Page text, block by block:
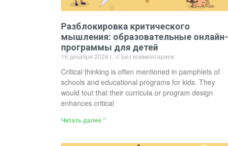
Разблокировка критического
мышления: образовательные онлайн-
программы для детей
16 декабря 2024 г. Без комментариев
Critical thinking is often mentioned in pamphlets of
schools and educational programs for kids. They
would tout that their curricula or program design
enhances critical
Читать далее "